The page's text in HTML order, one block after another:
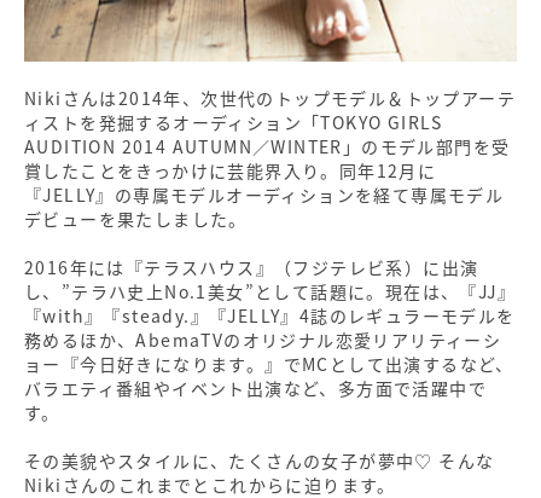
どんな男性がタイプですか？
好きなメンズファッションは？
Niki プロフィール
10月生まれのTGCモデル
Nikiさんは2014年、次世代のトップモデル＆トップアーテ
ィストを発掘するオーディション「TOKYO GIRLS
AUDITION 2014 AUTUMN／WINTER」のモデル部門を受
賞したことをきっかけに芸能界入り。同年12月に
『JELLY』の専属モデルオーディションを経て専属モデル
デビューを果たしました。
2016年には『テラスハウス』（フジテレビ系）に出演
し、”テラハ史上No.1美女”として話題に。現在は、『JJ』
『with』『steady.』『JELLY』4誌のレギュラーモデルを
務めるほか、AbemaTVのオリジナル恋愛リアリティーシ
ョー『今日好きになります。』でMCとして出演するなど、
バラエティ番組やイベント出演など、多方面で活躍中で
す。
その美貌やスタイルに、たくさんの女子が夢中♡ そんな
Nikiさんのこれまでとこれからに迫ります。